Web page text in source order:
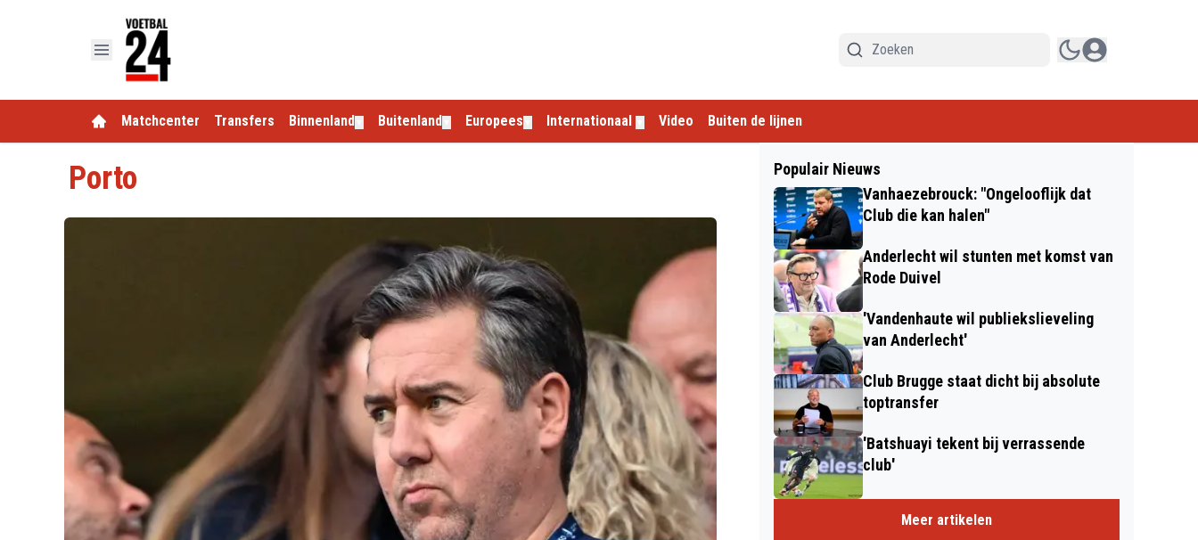
Matchcenter Transfers Binnenland Buitenland Europees Internationaal Video Buiten de lijnen
Porto
Populair Nieuws
Vanhaezebrouck: "Ongelooflijk dat
Club die kan halen"
Anderlecht wil stunten met komst van
Rode Duivel
'Vandenhaute wil publiekslieveling
van Anderlecht'
Club Brugge staat dicht bij absolute
toptransfer
'Batshuayi tekent bij verrassende
club'
Meer artikelen